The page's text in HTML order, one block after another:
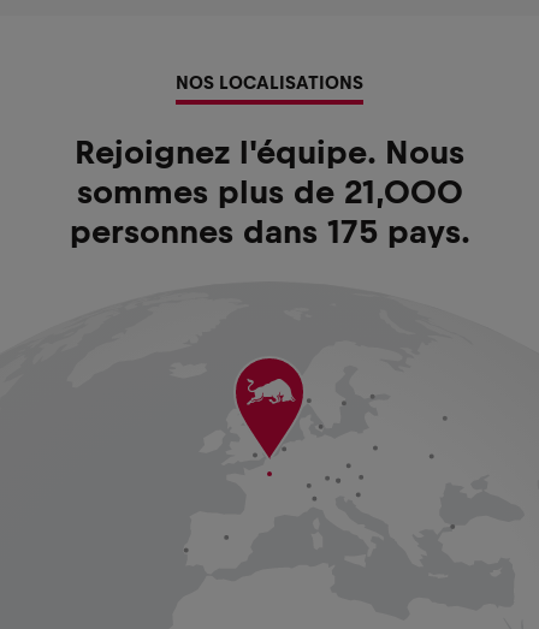
NOS LOCALISATIONS
Rejoignez l'équipe. Nous
sommes plus de 21,000
personnes dans 175 pays.